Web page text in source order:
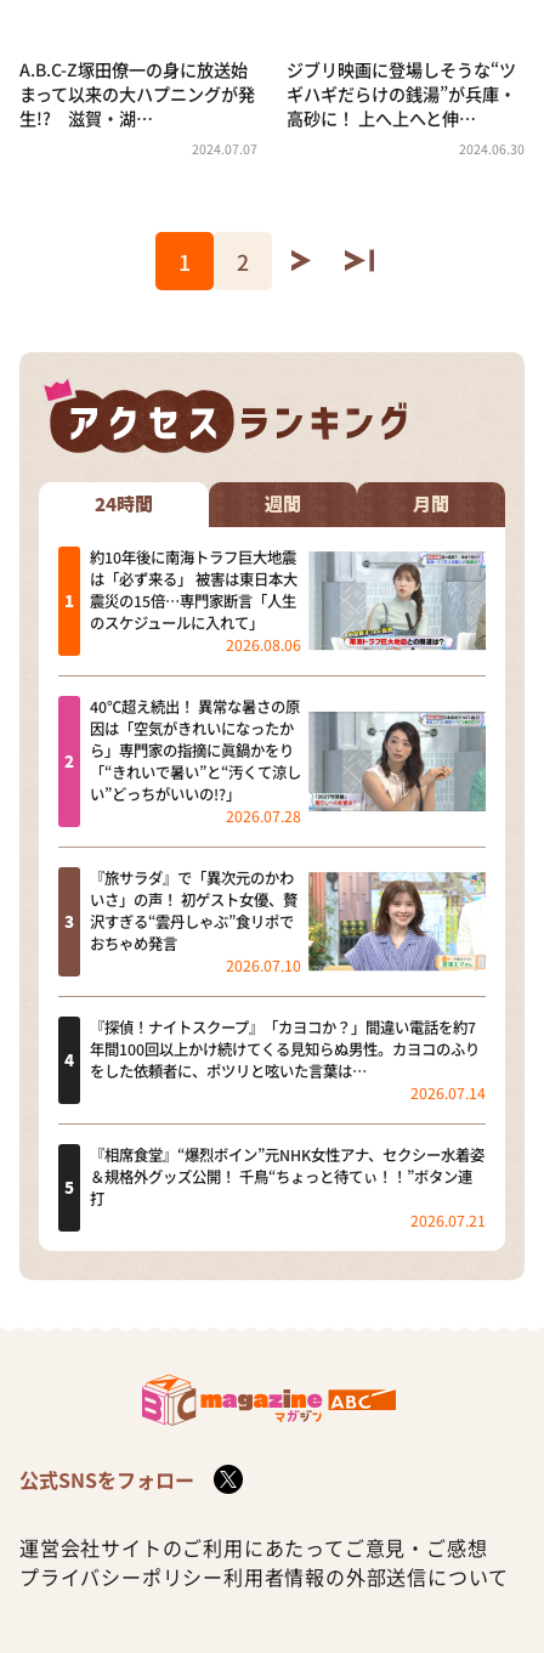
A.B.C-Z塚田僚一の身に放送始
まって以来の大ハプニングが発
生!? 滋賀・湖…
2024.07.07
ジブリ映画に登場しそうな“ツ
ギハギだらけの銭湯”が兵庫・
高砂に！ 上へ上へと伸…
2024.06.30
1 2
24時間 週間 月間
約10年後に南海トラフ巨大地震
は「必ず来る」 被害は東日本大
震災の15倍…専門家断言「人生
のスケジュールに入れて」
2026.08.06
40℃超え続出！ 異常な暑さの原
因は「空気がきれいになったか
ら」専門家の指摘に眞鍋かをり
「“きれいで暑い”と“汚くて涼し
い”どっちがいいの!?」
2026.07.28
『旅サラダ』で「異次元のかわ
いさ」の声！ 初ゲスト女優、贅
沢すぎる“雲丹しゃぶ”食リポで
おちゃめ発言
2026.07.10
『探偵！ナイトスクープ』「カヨコか？」間違い電話を約7
年間100回以上かけ続けてくる見知らぬ男性。カヨコのふり
をした依頼者に、ポツリと呟いた言葉は…
2026.07.14
『相席食堂』“爆烈ボイン”元NHK女性アナ、セクシー水着姿
＆規格外グッズ公開！ 千鳥“ちょっと待てぃ！！”ボタン連
打
2026.07.21
公式SNSをフォロー
運営会社サイトのご利用にあたって ご意見・ご感想
プライバシーポリシー利用者情報の外部送信について